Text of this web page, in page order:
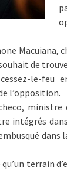
de
le-feu
l’opposition.
intégrés
terrain